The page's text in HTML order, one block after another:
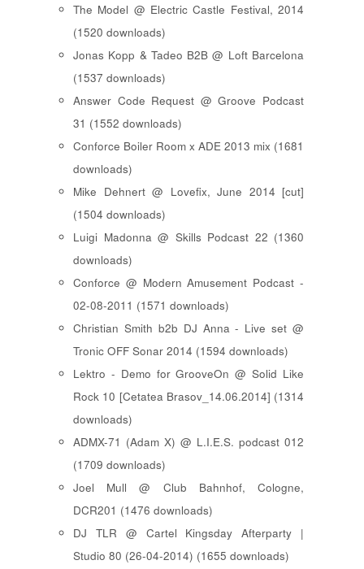
The Model @ Electric Castle Festival, 2014
(1520 downloads)
Jonas Kopp & Tadeo B2B @ Loft Barcelona
(1537 downloads)
Answer Code Request @ Groove Podcast
31 (1552 downloads)
Conforce Boiler Room x ADE 2013 mix (1681
downloads)
Mike Dehnert @ Lovefix, June 2014 [cut]
(1504 downloads)
Luigi Madonna @ Skills Podcast 22 (1360
downloads)
Conforce @ Modern Amusement Podcast -
02-08-2011 (1571 downloads)
Christian Smith b2b DJ Anna - Live set @
Tronic OFF Sonar 2014 (1594 downloads)
Lektro - Demo for GrooveOn @ Solid Like
Rock 10 [ Cetatea Brasov_14.06.2014 ] (1314
downloads)
ADMX-71 (Adam X) @ L.I.E.S. podcast 012
(1709 downloads)
Joel Mull @ Club Bahnhof, Cologne,
DCR201 (1476 downloads)
DJ TLR @ Cartel Kingsday Afterparty |
Studio 80 (26-04-2014) (1655 downloads)